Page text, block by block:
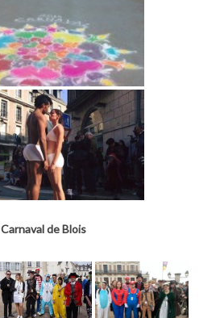
Carnaval de Blois